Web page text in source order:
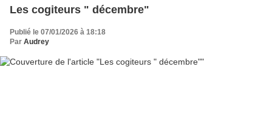
Les cogiteurs " décembre"
Publié le 07/01/2026 à 18:18
Par Audrey